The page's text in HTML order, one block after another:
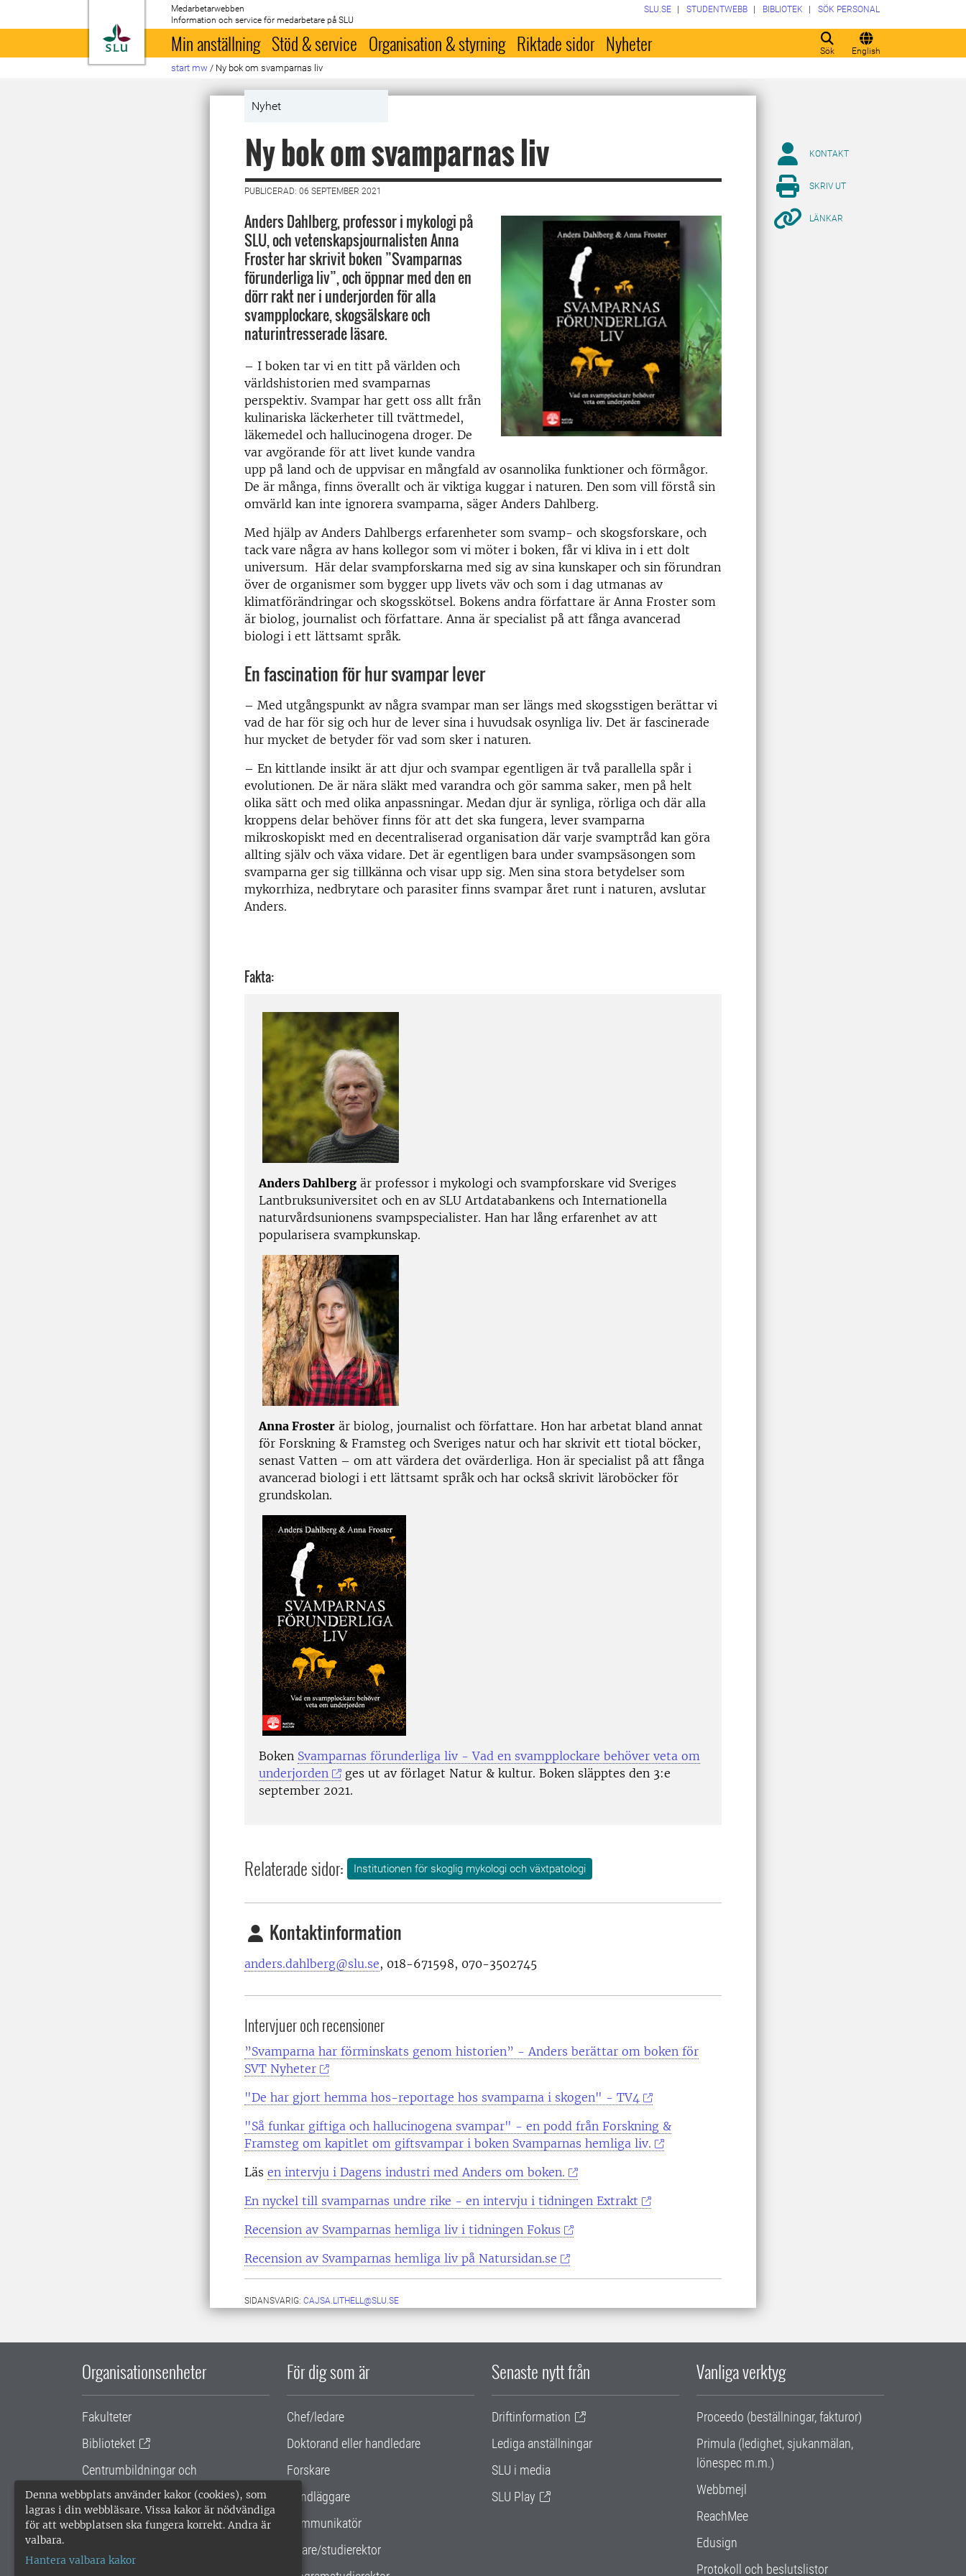
Denna webbplats använder kakor (cookies), som
lagras i din webbläsare. Vissa kakor är nödvändiga
för att webbplatsen ska fungera korrekt. Andra är
valbara.
Hantera valbara kakor
Till startsida
Medarbetarwebben
Information och service för medarbetare på SLU
Sök English
SLU.SE STUDENTWEBB BIBLIOTEK SÖK PERSONAL
Min anställning Stöd & service Organisation & styrning Riktade sidor Nyheter
start mw / Ny bok om svamparnas liv
Nyhet
Ny bok om svamparnas liv
PUBLICERAD: 06 SEPTEMBER 2021
Anders Dahlberg, professor i mykologi på
SLU, och vetenskapsjournalisten Anna
Froster har skrivit boken ”Svamparnas
förunderliga liv”, och öppnar med den en
dörr rakt ner i underjorden för alla
svampplockare, skogsälskare och
naturintresserade läsare.
– I boken tar vi en titt på världen och
världshistorien med svamparnas
perspektiv. Svampar har gett oss allt från
kulinariska läckerheter till tvättmedel,
läkemedel och hallucinogena droger. De
var avgörande för att livet kunde vandra
upp på land och de uppvisar en mångfald av osannolika funktioner och förmågor.
De är många, finns överallt och är viktiga kuggar i naturen. Den som vill förstå sin
omvärld kan inte ignorera svamparna, säger Anders Dahlberg.
Med hjälp av Anders Dahlbergs erfarenheter som svamp- och skogsforskare, och
tack vare några av hans kollegor som vi möter i boken, får vi kliva in i ett dolt
universum. Här delar svampforskarna med sig av sina kunskaper och sin förundran
över de organismer som bygger upp livets väv och som i dag utmanas av
klimatförändringar och skogsskötsel. Bokens andra författare är Anna Froster som
är biolog, journalist och författare. Anna är specialist på att fånga avancerad
biologi i ett lättsamt språk.
En fascination för hur svampar lever
– Med utgångspunkt av några svampar man ser längs med skogsstigen berättar vi
vad de har för sig och hur de lever sina i huvudsak osynliga liv. Det är fascinerade
hur mycket de betyder för vad som sker i naturen.
– En kittlande insikt är att djur och svampar egentligen är två parallella spår i
evolutionen. De är nära släkt med varandra och gör samma saker, men på helt
olika sätt och med olika anpassningar. Medan djur är synliga, rörliga och där alla
kroppens delar behöver finns för att det ska fungera, lever svamparna
mikroskopiskt med en decentraliserad organisation där varje svamptråd kan göra
allting själv och växa vidare. Det är egentligen bara under svampsäsongen som
svamparna ger sig tillkänna och visar upp sig. Men sina stora betydelser som
mykorrhiza, nedbrytare och parasiter finns svampar året runt i naturen, avslutar
Anders.
Fakta:
Anders Dahlberg är professor i mykologi och svampforskare vid Sveriges
Lantbruksuniversitet och en av SLU Artdatabankens och Internationella
naturvårdsunionens svampspecialister. Han har lång erfarenhet av att
popularisera svampkunskap.
Anna Froster är biolog, journalist och författare. Hon har arbetat bland annat
för Forskning & Framsteg och Sveriges natur och har skrivit ett tiotal böcker,
senast Vatten – om att värdera det ovärderliga. Hon är specialist på att fånga
avancerad biologi i ett lättsamt språk och har också skrivit läroböcker för
grundskolan.
Boken Svamparnas förunderliga liv - Vad en svampplockare behöver veta om
underjorden
ges ut av förlaget Natur & kultur. Boken släpptes den 3:e
september 2021.
Relaterade sidor: Institutionen för skoglig mykologi och växtpatologi
Kontaktinformation
anders.dahlberg@slu.se, 018-671598, 070-3502745
Intervjuer och recensioner
”Svamparna har förminskats genom historien” - Anders berättar om boken för
SVT Nyheter
"De har gjort hemma hos-reportage hos svamparna i skogen" - TV4
"Så funkar giftiga och hallucinogena svampar" - en podd från Forskning &
Framsteg om kapitlet om giftsvampar i boken Svamparnas hemliga liv.
Läs en intervju i Dagens industri med Anders om boken.
En nyckel till svamparnas undre rike - en intervju i tidningen Extrakt
Recension av Svamparnas hemliga liv i tidningen Fokus
Recension av Svamparnas hemliga liv på Natursidan.se
SIDANSVARIG: CAJSA.LITHELL@SLU.SE
KONTAKT
SKRIV UT
LÄNKAR
Organisationsenheter
Fakulteter
Biblioteket
Centrumbildningar och
samarbetsprojekt
Gemensamma verksamhetsstödet
För dig som är
Chef/ledare
Doktorand eller handledare
Forskare
Handläggare
Kommunikatör
Lärare/studierektor
Senaste nytt från
Driftinformation
Lediga anställningar
SLU i media
SLU Play
Vanliga verktyg
Proceedo (beställningar, fakturor)
Primula (ledighet, sjukanmälan,
lönespec m.m.)
Webbmejl
ReachMee
Edusign
Protokoll och beslutslistor